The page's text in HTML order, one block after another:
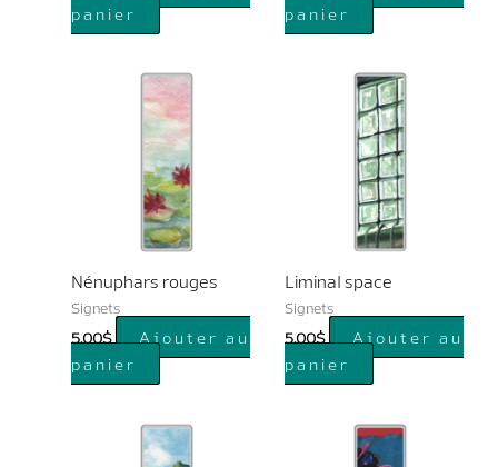
panier
panier
Nénuphars rouges
Signets
5.00$
Ajouter au
panier
Liminal space
Signets
5.00$
Ajouter au
panier